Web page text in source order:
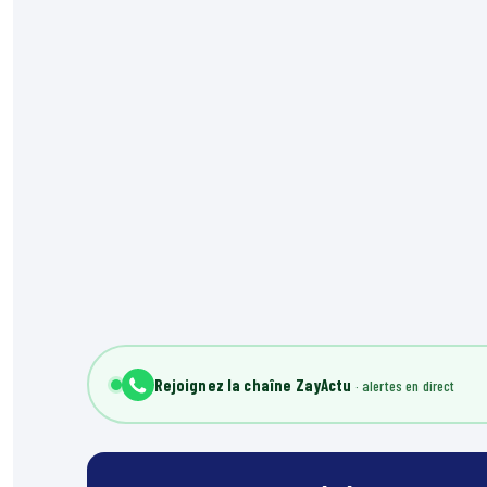
Rejoignez la chaîne ZayActu